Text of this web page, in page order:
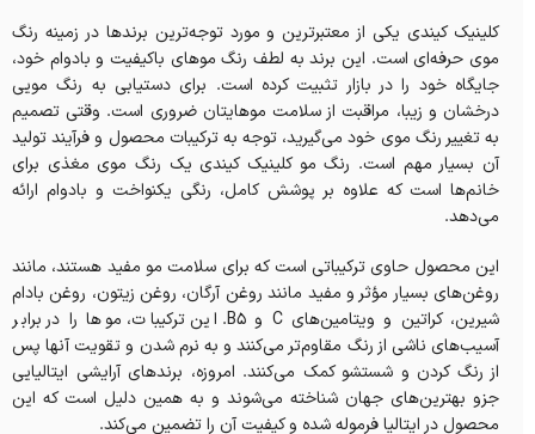
کلینیک کیندی یکی از معتبرترین و مورد توجه‌ترین برندها در زمینه رنگ
موی حرفه‌ای است. این برند به لطف رنگ موهای باکیفیت و بادوام خود،
جایگاه خود را در بازار تثبیت کرده است. برای دستیابی به رنگ مویی
درخشان و زیبا، مراقبت از سلامت موهایتان ضروری است. وقتی تصمیم
به تغییر رنگ موی خود می‌گیرید، توجه به ترکیبات محصول و فرآیند تولید
آن بسیار مهم است. رنگ مو کلینیک کیندی یک رنگ موی مغذی برای
خانم‌ها است که علاوه بر پوشش کامل، رنگی یکنواخت و بادوام ارائه
می‌دهد.
این محصول حاوی ترکیباتی است که برای سلامت مو مفید هستند، مانند
روغن‌های بسیار مؤثر و مفید مانند روغن آرگان، روغن زیتون، روغن بادام
شیرین، کراتین و ویتامین‌های C و B5. این ترکیبات، موها را در برابر
آسیب‌های ناشی از رنگ مقاوم‌تر می‌کنند و به نرم شدن و تقویت آنها پس
از رنگ کردن و شستشو کمک می‌کنند. امروزه، برندهای آرایشی ایتالیایی
جزو بهترین‌های جهان شناخته می‌شوند و به همین دلیل است که این
محصول در ایتالیا فرموله شده و کیفیت آن را تضمین می‌کند.